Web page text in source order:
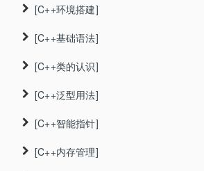
作用域和存储空间
头文件和源文件
extern的作用
引用类型
指针类型
const用法
[C++环境搭建]
搭建vscode开发环境
[C++基础语法]
输入输出流和变量
string类
vector类
迭代器
[C++类的认识]
类和对象
类的访问控制
类的作用域
[C++泛型用法]
泛型算法
泛型定制
[C++智能指针]
shared_ptr
[C++内存管理]